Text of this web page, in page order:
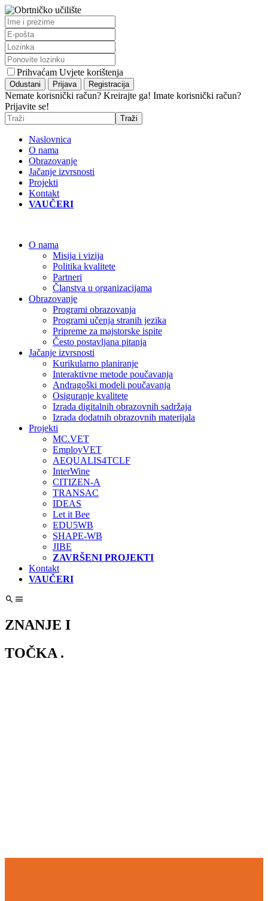
Prihvaćam Uvjete korištenja
Nemate korisnički račun? Kreirajte ga! Imate korisnički račun?
Prijavite se!
Naslovnica
O nama
Obrazovanje
Jačanje izvrsnosti
Projekti
Kontakt
VAUČERI
O nama
Misija i vizija
Politika kvalitete
Partneri
Članstva u organizacijama
Obrazovanje
Programi obrazovanja
Programi učenja stranih jezika
Pripreme za majstorske ispite
Često postavljana pitanja
Jačanje izvrsnosti
Kurikularno planiranje
Interaktivne metode poučavanja
Andragoški modeli poučavanja
Osiguranje kvalitete
Izrada digitalnih obrazovnih sadržaja
Izrada dodatnih obrazovnih materijala
Projekti
MC.VET
EmployVET
AEQUALIS4TCLF
InterWine
CITIZEN-A
TRANSAC
IDEAS
Let it Bee
EDU5WB
SHAPE-WB
JIBE
ZAVRŠENI PROJEKTI
Kontakt
VAUČERI
ZNANJE I
TOČKA .